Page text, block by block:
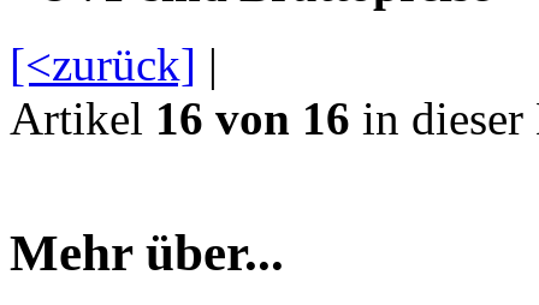
[<zurück] |
Artikel 16 von 16 in dieser
Mehr über...